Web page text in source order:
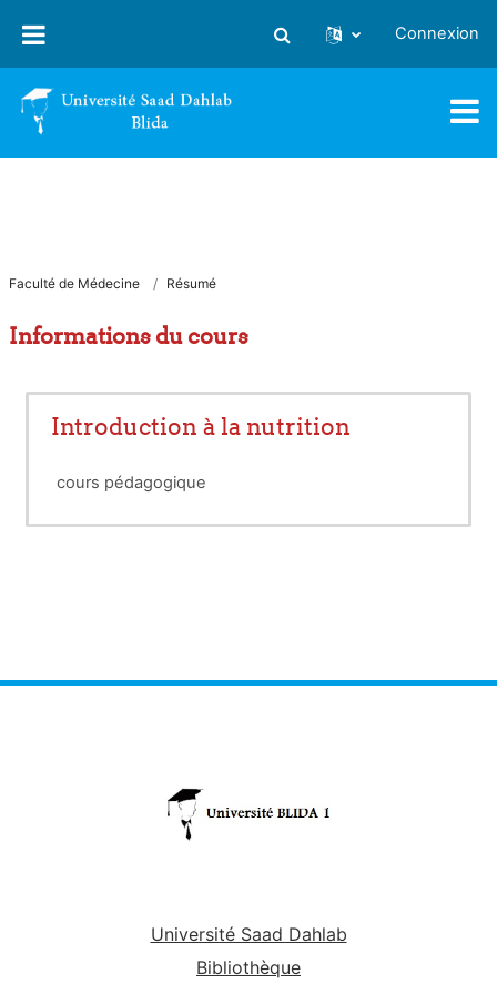
Activer/désactiver la saisie
Connexion
Faculté de Médecine Résumé
Informations du cours
Introduction à la nutrition
cours pédagogique
Université Saad Dahlab
Bibliothèque